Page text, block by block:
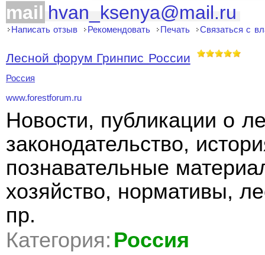
mail hvan_ksenya@mail.ru
Написать отзыв Рекомендовать Печать Связаться с
Лесной форум Гринпис России
Россия
www.forestforum.ru
Новости, публикации о
законодательство,
познавательные
хозяйство, нормативы,
пр.
Категория: Россия